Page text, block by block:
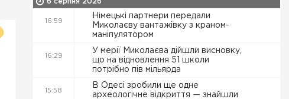
6 серпня 2026
16:59
Німецькі партнери передали
Миколаєву вантажівку з краном-
маніпулятором
16:29
У мерії Миколаєва дійшли висновку,
що на відновлення 51 школи
потрібно пів мільярда
15:58
В Одесі зробили ще одне
археологічне відкриття — знайшли